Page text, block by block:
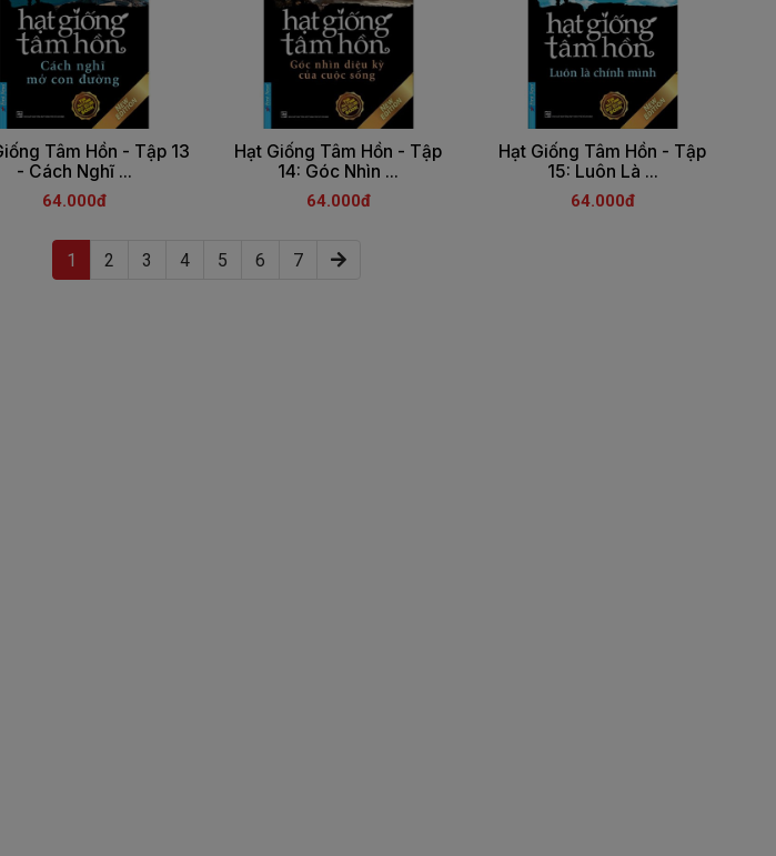
Tâm Hồn - Tập 13
- Cách Nghĩ ...
64.000đ
Hạt Giống Tâm Hồn - Tập
14: Góc Nhìn ...
64.000đ
Hạt Giống Tâm Hồn - Tập
15: Luôn Là ...
64.000đ
1 (current)
2 3 4 5 6 7